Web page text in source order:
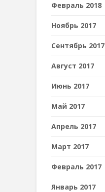
Февраль 2018
Ноябрь 2017
Сентябрь 2017
Август 2017
Июнь 2017
Май 2017
Апрель 2017
Март 2017
Февраль 2017
Январь 2017